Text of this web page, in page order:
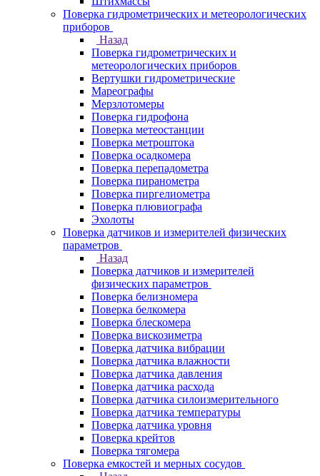
Поверка гидрометрических и метеорологических
приборов
Назад
Поверка гидрометрических и
метеорологических приборов
Вертушки гидрометрические
Мареографы
Мерзлотомеры
Поверка гидрофона
Поверка метеостанции
Поверка метроштока
Поверка осадкомера
Поверка перепадометра
Поверка пиранометра
Поверка пиргелиометра
Поверка плювиографа
Эхолоты
Поверка датчиков и измерителей физических
параметров
Назад
Поверка датчиков и измерителей
физических параметров
Поверка белизномера
Поверка белкомера
Поверка блескомера
Поверка вискозиметра
Поверка датчика вибрации
Поверка датчика влажности
Поверка датчика давления
Поверка датчика расхода
Поверка датчика силоизмерительного
Поверка датчика температуры
Поверка датчика уровня
Поверка крейтов
Поверка тягомера
Поверка емкостей и мерных сосудов